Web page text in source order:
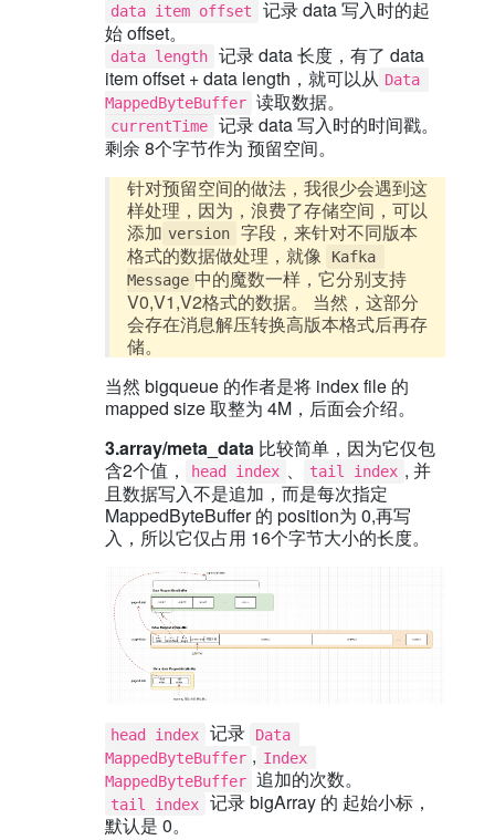
data item offset
记录 data 写入时的起
始 offset。
data length
记录 data 长度，有了 data
item offset + data length，就可以从 Data
MappedByteBuffer 读取数据。
currentTime
记录 data 写入时的时间戳。
剩余 8个字节作为 预留空间。
针对预留空间的做法，我很少会遇到这
样处理，因为，浪费了存储空间，可以
添加 version
字段，来针对不同版本
格式的数据做处理，就像
Kafka
Message 中的魔数一样，它分别支持
V0,V1,V2格式的数据。 当然，这部分
会存在消息解压转换高版本格式后再存
储。
当然 bigqueue 的作者是将 index file 的
mapped size 取整为 4M，后面会介绍。
3.array/meta_data比较简单，因为它仅包
含2个值，
head index 、 tail index , 并
且数据写入不是追加，而是每次指定
MappedByteBuffer 的 position为 0,再写
入，所以它仅占用 16个字节大小的长度。
head index 记录
Data
MappedByteBuffer , Index
MappedByteBuffer 追加的次数。
tail index
记录 bigArray 的 起始小标，
默认是 0。